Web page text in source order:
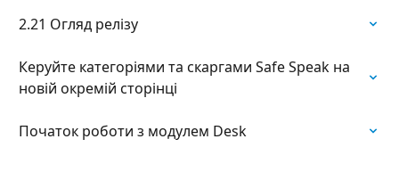
2.21 Огляд релізу
Керуйте категоріями та скаргами Safe Speak на
новій окремій сторінці
Початок роботи з модулем Desk